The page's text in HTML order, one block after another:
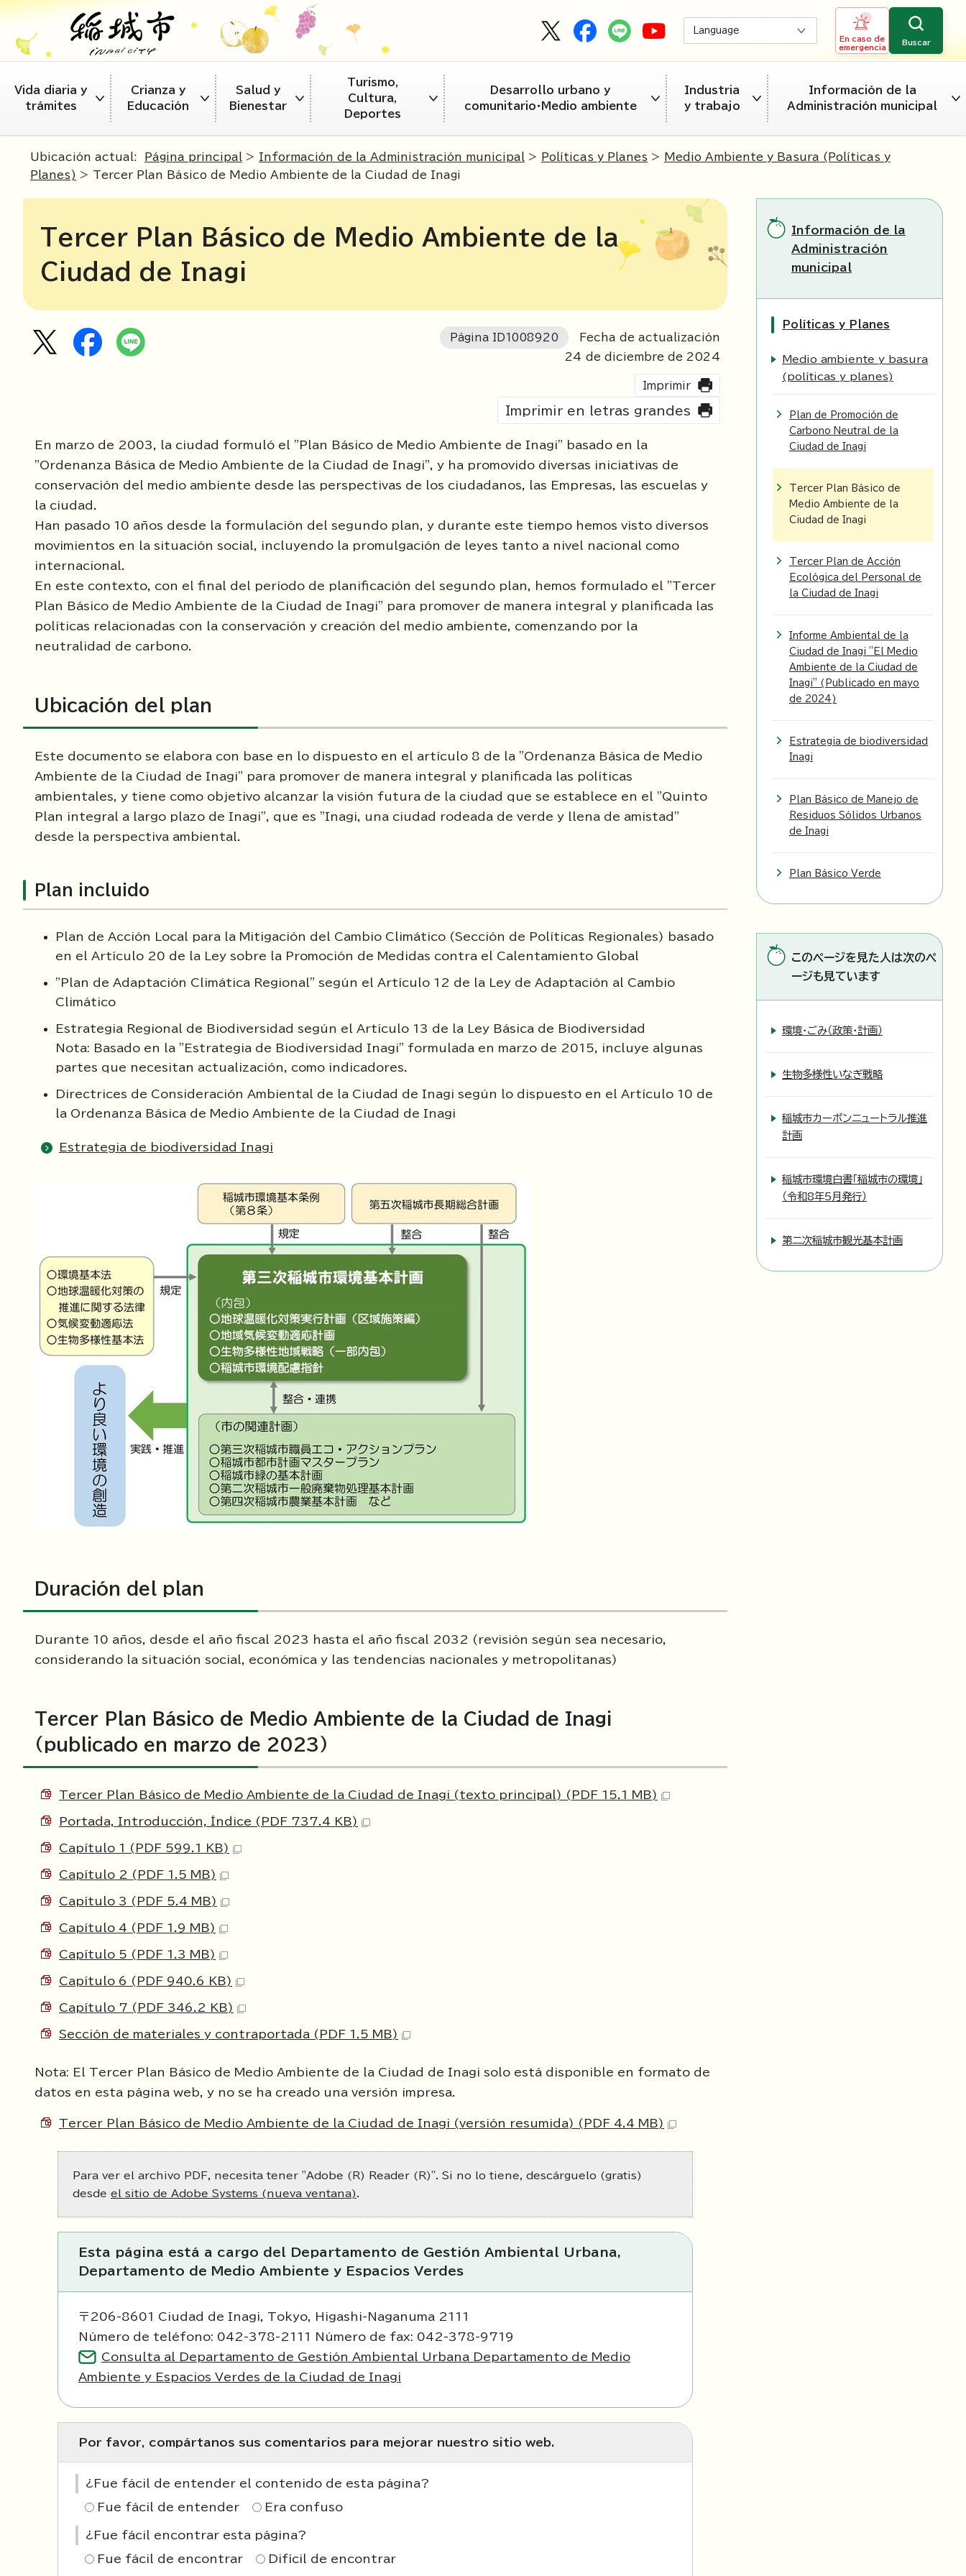
Language
En caso de
emergencia
Buscar
Vida diaria y
trámites
Crianza y
Educación
Salud y
Bienestar
Turismo,
Cultura,
Deportes
Desarrollo urbano y
comunitario・Medio ambiente
Industria
y trabajo
Información de la
Administración municipal
Ubicación actual: Página principal > Información de la Administración municipal > Políticas y Planes >
Medio Ambiente y Basura (Políticas y
Planes) > Tercer Plan Básico de Medio Ambiente de la Ciudad de Inagi
Tercer Plan Básico de Medio Ambiente de la
Ciudad de Inagi
Página ID1008920
Fecha de actualización
24 de diciembre de 2024
Imprimir
Imprimir en letras grandes
En marzo de 2003, la ciudad formuló el "Plan Básico de Medio Ambiente de Inagi" basado en la
"Ordenanza Básica de Medio Ambiente de la Ciudad de Inagi", y ha promovido diversas iniciativas de
conservación del medio ambiente desde las perspectivas de los ciudadanos, las Empresas, las escuelas y
la ciudad.
Han pasado 10 años desde la formulación del segundo plan, y durante este tiempo hemos visto diversos
movimientos en la situación social, incluyendo la promulgación de leyes tanto a nivel nacional como
internacional.
En este contexto, con el final del período de planificación del segundo plan, hemos formulado el "Tercer
Plan Básico de Medio Ambiente de la Ciudad de Inagi" para promover de manera integral y planificada las
políticas relacionadas con la conservación y creación del medio ambiente, comenzando por la
neutralidad de carbono.
Ubicación del plan
Este documento se elabora con base en lo dispuesto en el artículo 8 de la "Ordenanza Básica de Medio
Ambiente de la Ciudad de Inagi" para promover de manera integral y planificada las políticas
ambientales, y tiene como objetivo alcanzar la visión futura de la ciudad que se establece en el "Quinto
Plan integral a largo plazo de Inagi", que es "Inagi, una ciudad rodeada de verde y llena de amistad"
desde la perspectiva ambiental.
Plan incluido
Plan de Acción Local para la Mitigación del Cambio Climático (Sección de Políticas Regionales) basado
en el Artículo 20 de la Ley sobre la Promoción de Medidas contra el Calentamiento Global
"Plan de Adaptación Climática Regional" según el Artículo 12 de la Ley de Adaptación al Cambio
Climático
Estrategia Regional de Biodiversidad según el Artículo 13 de la Ley Básica de Biodiversidad
Nota: Basado en la "Estrategia de Biodiversidad Inagi" formulada en marzo de 2015, incluye algunas
partes que necesitan actualización, como indicadores.
Directrices de Consideración Ambiental de la Ciudad de Inagi según lo dispuesto en el Artículo 10 de
la Ordenanza Básica de Medio Ambiente de la Ciudad de Inagi
Estrategia de biodiversidad Inagi
Duración del plan
Durante 10 años, desde el año fiscal 2023 hasta el año fiscal 2032 (revisión según sea necesario,
considerando la situación social, económica y las tendencias nacionales y metropolitanas)
Tercer Plan Básico de Medio Ambiente de la Ciudad de Inagi
(publicado en marzo de 2023)
Tercer Plan Básico de Medio Ambiente de la Ciudad de Inagi (texto principal) (PDF 15.1 MB)
Portada, Introducción, Índice (PDF 737.4 KB)
Capítulo 1 (PDF 599.1 KB)
Capítulo 2 (PDF 1.5 MB)
Capítulo 3 (PDF 5.4 MB)
Capítulo 4 (PDF 1.9 MB)
Capítulo 5 (PDF 1.3 MB)
Capítulo 6 (PDF 940.6 KB)
Capítulo 7 (PDF 346.2 KB)
Sección de materiales y contraportada (PDF 1.5 MB)
Nota: El Tercer Plan Básico de Medio Ambiente de la Ciudad de Inagi solo está disponible en formato de
datos en esta página web, y no se ha creado una versión impresa.
Tercer Plan Básico de Medio Ambiente de la Ciudad de Inagi (versión resumida) (PDF 4.4 MB)
Para ver el archivo PDF, necesita tener "Adobe (R) Reader (R)". Si no lo tiene, descárguelo (gratis)
desde el sitio de Adobe Systems (nueva ventana) .
Esta página está a cargo del Departamento de Gestión Ambiental Urbana,
Departamento de Medio Ambiente y Espacios Verdes
〒206-8601 Ciudad de Inagi, Tokyo, Higashi-Naganuma 2111
Número de teléfono: 042-378-2111 Número de fax: 042-378-9719
Consulta al Departamento de Gestión Ambiental Urbana Departamento de Medio
Ambiente y Espacios Verdes de la Ciudad de Inagi
Por favor, compártanos sus comentarios para mejorar nuestro sitio web.
¿Fue fácil de entender el contenido de esta página?
Fue fácil de entender Era confuso
¿Fue fácil encontrar esta página?
Fue fácil de encontrar Difícil de encontrar
Información de la
Administración
municipal
Políticas y Planes
Medio ambiente y basura
(políticas y planes)
Plan de Promoción de
Carbono Neutral de la
Ciudad de Inagi
Tercer Plan Básico de
Medio Ambiente de la
Ciudad de Inagi
Tercer Plan de Acción
Ecológica del Personal de
la Ciudad de Inagi
Informe Ambiental de la
Ciudad de Inagi "El Medio
Ambiente de la Ciudad de
Inagi" (Publicado en mayo
de 2024)
Estrategia de biodiversidad
Inagi
Plan Básico de Manejo de
Residuos Sólidos Urbanos
de Inagi
Plan Básico Verde
このページを見た人は次のペ
ージも見ています
環境・ごみ（政策・計画）
生物多様性いなぎ戦略
稲城市カーボンニュートラル推進
計画
稲城市環境白書「稲城市の環境」
（令和8年5月発行）
第二次稲城市観光基本計画